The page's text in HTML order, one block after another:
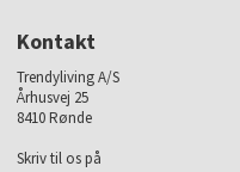
Kontakt
Trendyliving A/S
Århusvej 25
8410 Rønde
Skriv til os på